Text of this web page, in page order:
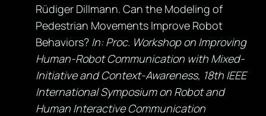
Rüdiger Dillmann. Can the Modeling of
Pedestrian Movements Improve Robot
Behaviors? In: Proc. Workshop on Improving
Human-Robot Communication with Mixed-
Initiative and Context-Awareness, 18th IEEE
International Symposium on Robot and
Human Interactive Communication